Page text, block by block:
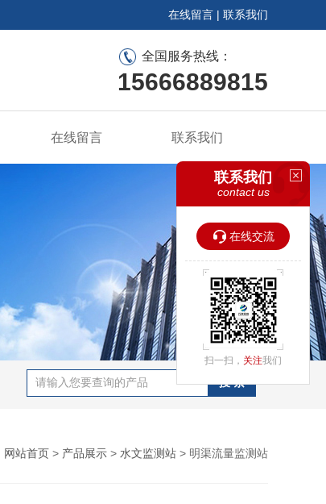
在线留言 | 联系我们
全国服务热线：
15666889815
在线留言 联系我们
网站首页 > 产品展示 > 水文监测站 > 明渠流量监测站
联系我们
contact us
在线交流
扫一扫， 关注我们